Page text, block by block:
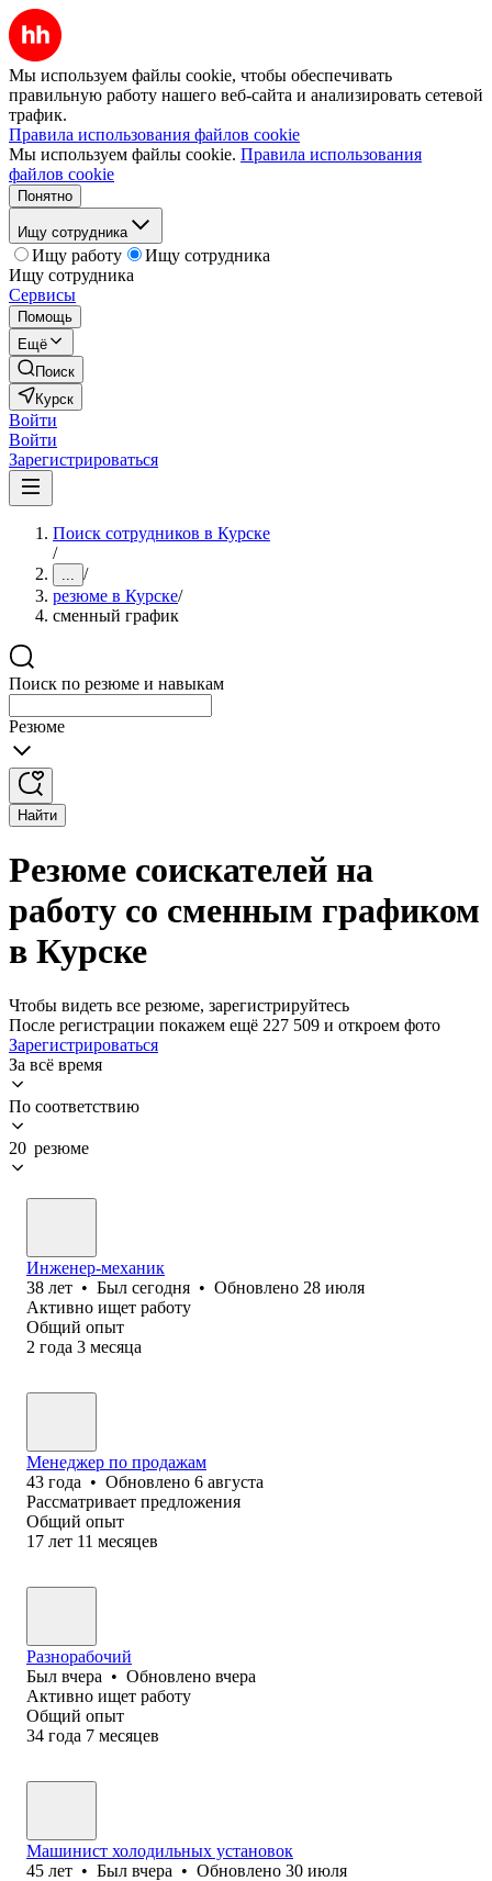
Мы используем файлы cookie, чтобы обеспечивать
правильную работу нашего веб-сайта и анализировать сетевой
трафик.
Правила использования файлов cookie
Мы используем файлы cookie. Правила использования
файлов cookie
Понятно
Ищу сотрудника
Ищу работу
Ищу сотрудника
Ищу сотрудника
Сервисы
Помощь
Ещё
Поиск
Курск
Войти
Войти
Зарегистрироваться
Поиск сотрудников в Курске
/
... /
резюме в Курске/
сменный график
Поиск по резюме и навыкам
Резюме
Найти
Резюме соискателей на
работу со сменным графиком
в Курске
Чтобы видеть все резюме, зарегистрируйтесь
После регистрации покажем ещё 227 509 и откроем фото
Зарегистрироваться
За всё время
По соответствию
20 резюме
Инженер-механик
38 лет • Был сегодня • Обновлено 28 июля
Активно ищет работу
Общий опыт
2 года 3 месяца
Менеджер по продажам
43 года • Обновлено 6 августа
Рассматривает предложения
Общий опыт
17 лет 11 месяцев
Разнорабочий
Был вчера • Обновлено вчера
Активно ищет работу
Общий опыт
34 года 7 месяцев
Машинист холодильных установок
45 лет • Был вчера • Обновлено 30 июля